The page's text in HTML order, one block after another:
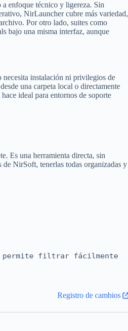
enfoque técnico y ligereza. Sin
NirLauncher cubre más variedad,
Por otro lado, suites como
bajo una misma interfaz, aunque
instalación ni privilegios de
una carpeta local o directamente
ideal para entornos de soporte
Es una herramienta directa, sin
de NirSoft, tenerlas todas organizadas y
permite filtrar fácilmente
Registro de cambios